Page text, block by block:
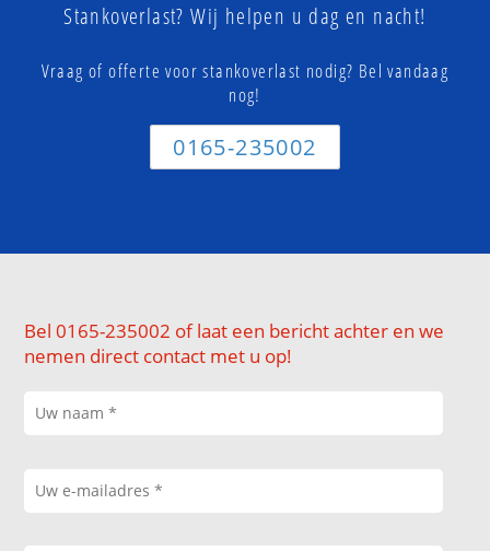
Stankoverlast? Wij helpen u dag en nacht!
Vraag of offerte voor stankoverlast nodig? Bel vandaag
nog!
0165-235002
Bel 0165-235002 of laat een bericht achter en we
nemen direct contact met u op!